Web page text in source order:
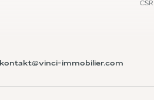
CSR
kontakt@vinci-immobilier.com